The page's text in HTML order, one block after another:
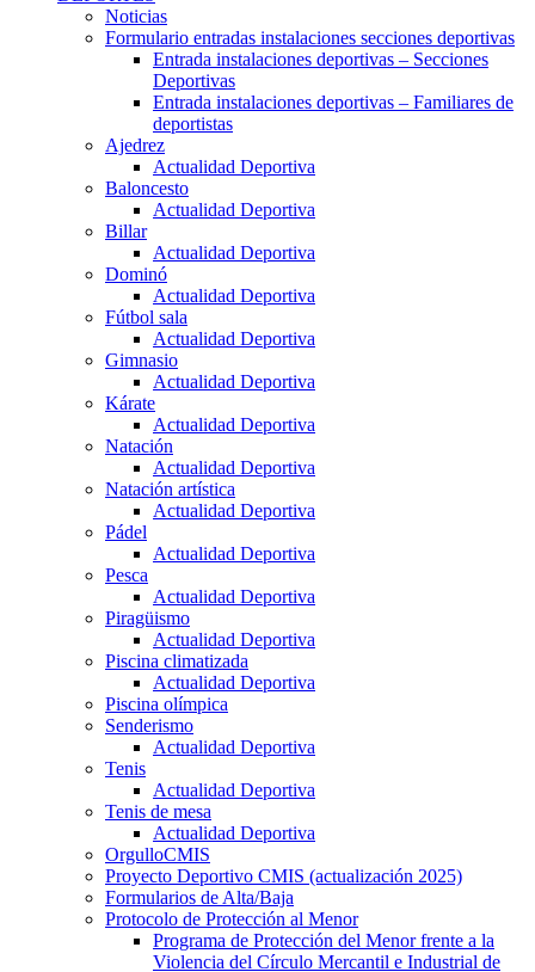
Noticias
Formulario entradas instalaciones secciones deportivas
Entrada instalaciones deportivas – Secciones
Deportivas
Entrada instalaciones deportivas – Familiares de
deportistas
Ajedrez
Actualidad Deportiva
Baloncesto
Actualidad Deportiva
Billar
Actualidad Deportiva
Dominó
Actualidad Deportiva
Fútbol sala
Actualidad Deportiva
Gimnasio
Actualidad Deportiva
Kárate
Actualidad Deportiva
Natación
Actualidad Deportiva
Natación artística
Actualidad Deportiva
Pádel
Actualidad Deportiva
Pesca
Actualidad Deportiva
Piragüismo
Actualidad Deportiva
Piscina climatizada
Actualidad Deportiva
Piscina olímpica
Senderismo
Actualidad Deportiva
Tenis
Actualidad Deportiva
Tenis de mesa
Actualidad Deportiva
OrgulloCMIS
Proyecto Deportivo CMIS (actualización 2025)
Formularios de Alta/Baja
Protocolo de Protección al Menor
Programa de Protección del Menor frente a la
Violencia del Círculo Mercantil e Industrial de